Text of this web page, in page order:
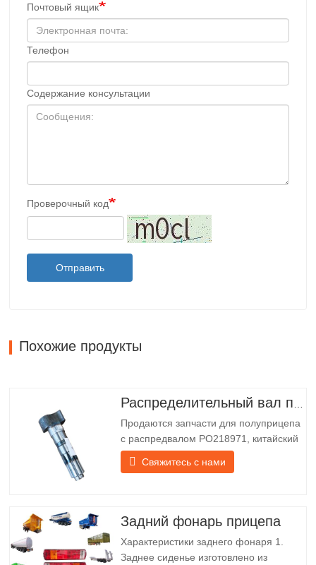
Почтовый ящик
Телефон
Содержание консультации
Проверочный код
Отправить
Похожие продукты
Продаются запчасти для полуприцепа
с распредвалом PO218971, китайский
грузовик Технические характеристики
Продукт Запасные части для прицепов
доставка О нас Chengda Group —
китайский производитель
полуприцепов с…
Свяжитесь с нами
Задний фонарь прицепа
Характеристики заднего фонаря 1.
Заднее сиденье изготовлено из